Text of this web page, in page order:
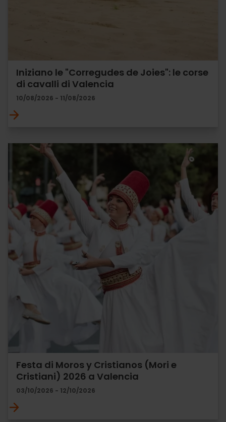
Iniziano le "Corregudes de Joies": le corse
di cavalli di Valencia
10/08/2026 - 11/08/2026
Festa di Moros y Cristianos (Mori e
Cristiani) 2026 a Valencia
03/10/2026 - 12/10/2026